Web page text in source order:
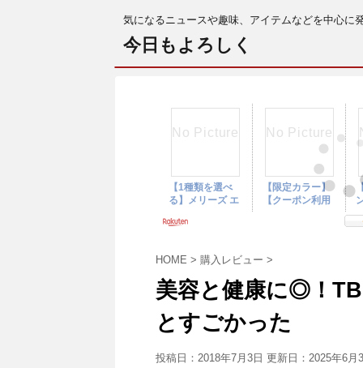
気になるニュースや趣味、アイテムなどを中心に
今日もよろしく
HOME > 購入レビュー >
美容と健康に◎！
とすごかった
投稿日：2018年7月3日 更新日： 2025年6月